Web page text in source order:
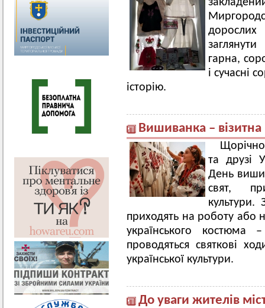
гарна,
і сучасні
історію.
Вишиванка – візитна
та друзі
День
свят,
культури.
приходять на роботу або
українського
проводяться святкові
української культури.
До уваги жителів